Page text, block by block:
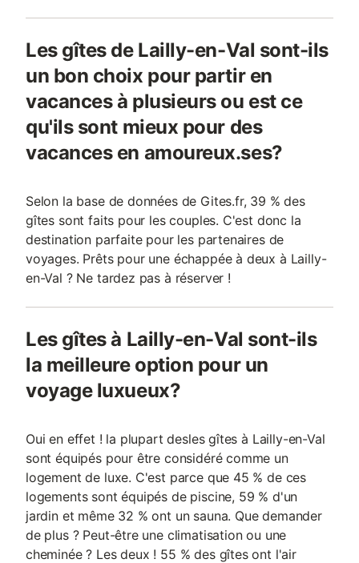
Les gîtes de Lailly-en-Val sont-ils
un bon choix pour partir en
vacances à plusieurs ou est ce
qu'ils sont mieux pour des
vacances en amoureux.ses?
Selon la base de données de Gites.fr, 39 % des
gîtes sont faits pour les couples. C'est donc la
destination parfaite pour les partenaires de
voyages. Prêts pour une échappée à deux à Lailly-
en-Val ? Ne tardez pas à réserver !
Les gîtes à Lailly-en-Val sont-ils
la meilleure option pour un
voyage luxueux?
Oui en effet ! la plupart desles gîtes à Lailly-en-Val
sont équipés pour être considéré comme un
logement de luxe. C'est parce que 45 % de ces
logements sont équipés de piscine, 59 % d'un
jardin et même 32 % ont un sauna. Que demander
de plus ? Peut-être une climatisation ou une
cheminée ? Les deux ! 55 % des gîtes ont l'air